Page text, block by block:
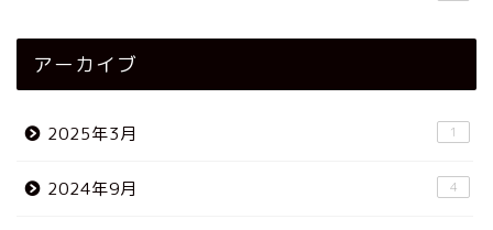
アーカイブ
2025年3月 1
2024年9月 4